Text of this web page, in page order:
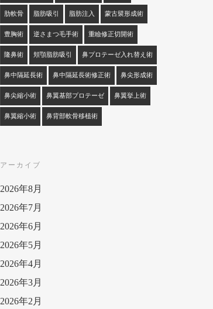
肋軟骨 脂肪吸引 脂肪注入 蒙古襞形成術
豊胸術 逆さまつ毛手術 重瞼修正切開術
隆鼻術 頬顎脂肪吸引 鼻プロテーゼ入れ替え術
鼻中隔延長術 鼻中隔延長術修正術 鼻尖形成術
鼻尖縮小術 鼻翼基部プロテーゼ 鼻翼挙上術
鼻翼縮小術 鼻背部軟骨移植術
アーカイブ
2026年8月
2026年7月
2026年6月
2026年5月
2026年4月
2026年3月
2026年2月